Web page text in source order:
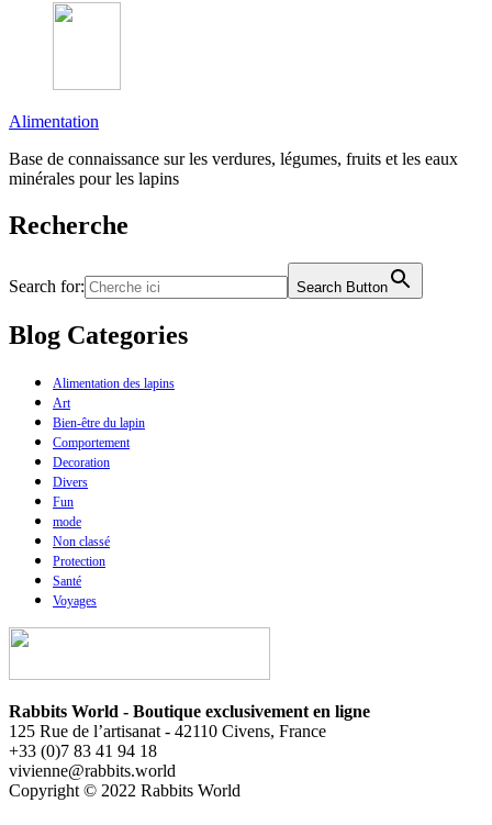
Alimentation
Base de connaissance sur les verdures, légumes, fruits et les eaux
minérales pour les lapins
Recherche
Search for: Search Button
Blog Categories
Alimentation des lapins
Art
Bien-être du lapin
Comportement
Decoration
Divers
Fun
mode
Non classé
Protection
Santé
Voyages
Rabbits World - Boutique exclusivement en ligne
125 Rue de l’artisanat - 42110 Civens, France
+33 (0)7 83 41 94 18
vivienne@rabbits.world
Copyright © 2022 Rabbits World